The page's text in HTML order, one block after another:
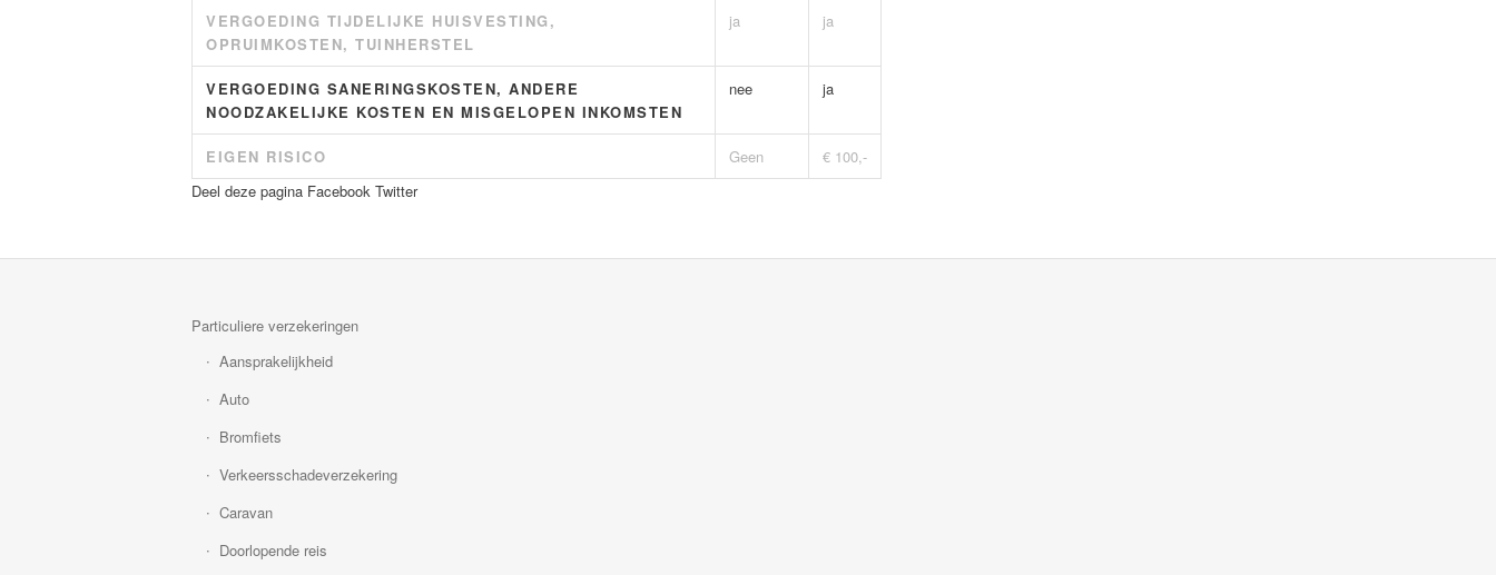
VERGOEDING TIJDELIJKE HUISVESTING,
OPRUIMKOSTEN, TUINHERSTEL
ja ja
VERGOEDING SANERINGSKOSTEN, ANDERE
NOODZAKELIJKE KOSTEN EN MISGELOPEN INKOMSTEN
nee ja
EIGEN RISICO Geen
€ 100,-
Deel deze pagina Facebook Twitter
Particuliere verzekeringen
Aansprakelijkheid
Auto
Bromfiets
Verkeersschadeverzekering
Caravan
Doorlopende reis